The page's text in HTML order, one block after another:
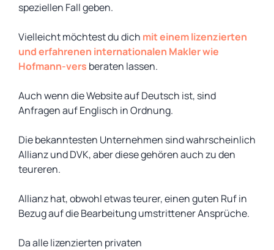
speziellen Fall geben.
Vielleicht möchtest du dich mit einem lizenzierten
und erfahrenen internationalen Makler wie
Hofmann-vers beraten lassen.
Auch wenn die Website auf Deutsch ist, sind
Anfragen auf Englisch in Ordnung.
Die bekanntesten Unternehmen sind wahrscheinlich
Allianz und DVK, aber diese gehören auch zu den
teureren.
Allianz hat, obwohl etwas teurer, einen guten Ruf in
Bezug auf die Bearbeitung umstrittener Ansprüche.
Da alle lizenzierten privaten